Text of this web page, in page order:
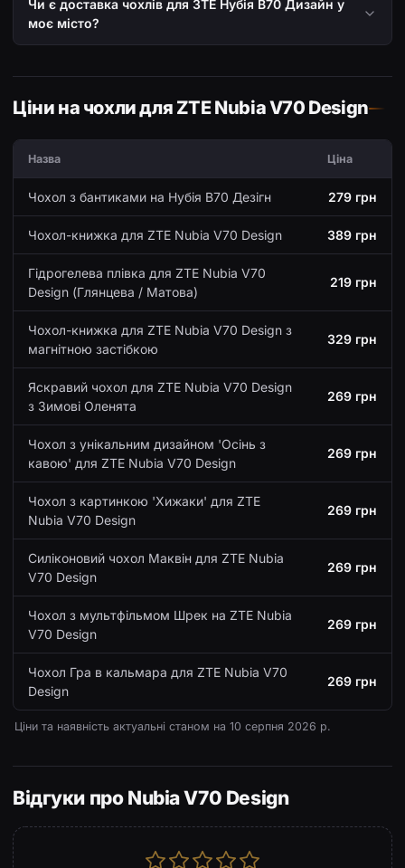
Чи є доставка чохлів для ЗТЕ Нубія В70 Дизайн у
моє місто?
Ціни на чохли для ZTE Nubia V70 Design
Назва Ціна
Чохол з бантиками на Нубія В70 Дезігн 279 грн
Чохол-книжка для ZTE Nubia V70 Design 389 грн
Гідрогелева плівка для ZTE Nubia V70
Design (Глянцева / Матова)
219 грн
Чохол-книжка для ZTE Nubia V70 Design з
магнітною застібкою
329 грн
Яскравий чохол для ZTE Nubia V70 Design
з Зимові Оленята
269 грн
Чохол з унікальним дизайном 'Осінь з
кавою' для ZTE Nubia V70 Design
269 грн
Чохол з картинкою 'Хижаки' для ZTE
Nubia V70 Design
269 грн
Силіконовий чохол Маквін для ZTE Nubia
V70 Design
269 грн
Чохол з мультфільмом Шрек на ZTE Nubia
V70 Design
269 грн
Чохол Гра в кальмара для ZTE Nubia V70
Design
269 грн
Ціни та наявність актуальні станом на 10 серпня 2026 р.
Відгуки про Nubia V70 Design